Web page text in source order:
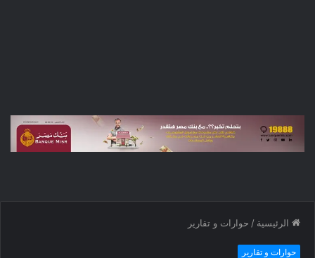
الرئيسية / حوارات و تقارير
حوارات و تقارير